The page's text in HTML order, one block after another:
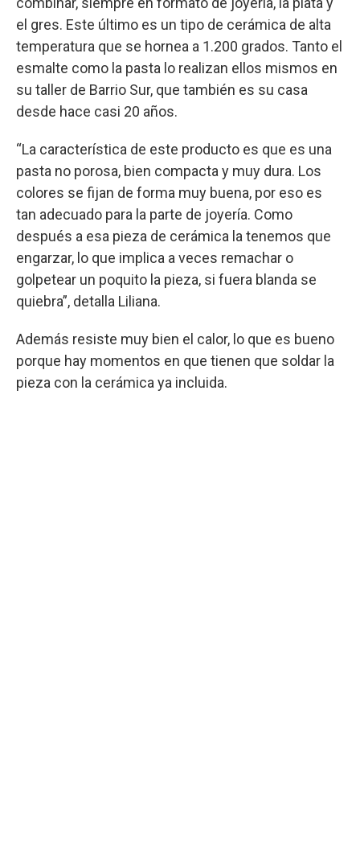
el gres. Este último es un tipo de cerámica de alta
temperatura que se hornea a 1.200 grados. Tanto el
esmalte como la pasta lo realizan ellos mismos en
su taller de Barrio Sur, que también es su casa
desde hace casi 20 años.
“La característica de este producto es que es una
pasta no porosa, bien compacta y muy dura. Los
colores se fijan de forma muy buena, por eso es
tan adecuado para la parte de joyería. Como
después a esa pieza de cerámica la tenemos que
engarzar, lo que implica a veces remachar o
golpetear un poquito la pieza, si fuera blanda se
quiebra”, detalla Liliana.
Además resiste muy bien el calor, lo que es bueno
porque hay momentos en que tienen que soldar la
pieza con la cerámica ya incluida.